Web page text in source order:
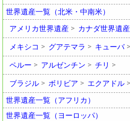
世界遺産一覧（北米・中南米）
アメリカ世界遺産
カナダ世界遺産
メキシコ グアテマラ キューバ
ペルー アルゼンチン チリ
ブラジル ボリビア
エクアドル
世界遺産一覧（アフリカ）
世界遺産一覧（ヨーロッパ）